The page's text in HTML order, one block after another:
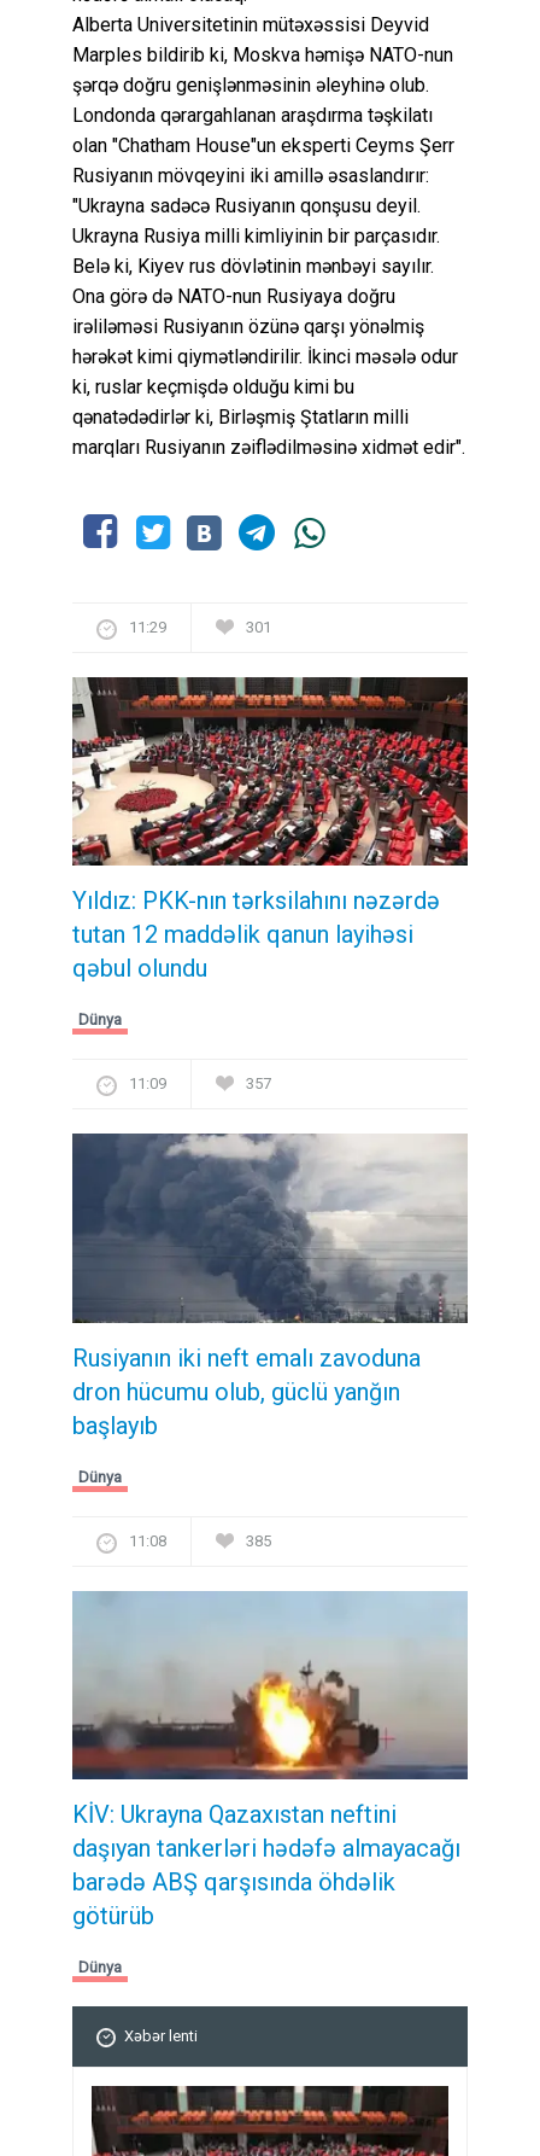
Alberta Universitetinin mütəxəssisi Deyvid
Marples bildirib ki, Moskva həmişə NATO-nun
şərqə doğru genişlənməsinin əleyhinə olub.
Londonda qərargahlanan araşdırma təşkilatı
olan "Chatham House"un eksperti Ceyms Şerr
Rusiyanın mövqeyini iki amillə əsaslandırır:
"Ukrayna sadəcə Rusiyanın qonşusu deyil.
Ukrayna Rusiya milli kimliyinin bir parçasıdır.
Belə ki, Kiyev rus dövlətinin mənbəyi sayılır.
Ona görə də NATO-nun Rusiyaya doğru
irəliləməsi Rusiyanın özünə qarşı yönəlmiş
hərəkət kimi qiymətləndirilir. İkinci məsələ odur
ki, ruslar keçmişdə olduğu kimi bu
qənatədədirlər ki, Birləşmiş Ştatların milli
marqları Rusiyanın zəiflədilməsinə xidmət edir".
11:29 301
Yıldız: PKK-nın tərksilahını nəzərdə
tutan 12 maddəlik qanun layihəsi
qəbul olundu ​​​​​​​
Dünya
11:09 357
Rusiyanın iki neft emalı zavoduna
dron hücumu olub, güclü yanğın
başlayıb
Dünya
11:08 385
KİV: Ukrayna Qazaxıstan neftini
daşıyan tankerləri hədəfə almayacağı
barədə ABŞ qarşısında öhdəlik
götürüb
Dünya
Xəbər lenti